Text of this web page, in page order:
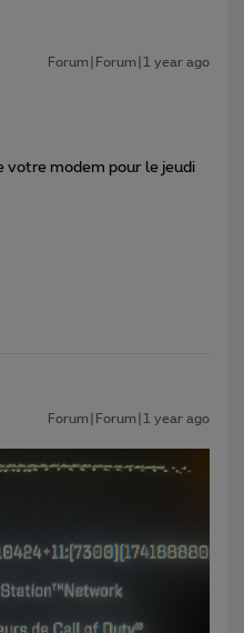
Forum|Forum|1 year ago
votre modem pour le jeudi
Forum|Forum|1 year ago